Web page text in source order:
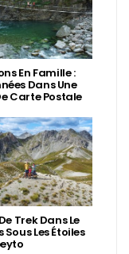
En Famille :
Dans Une
Carte Postale
Trek Dans Le
Sous Les Étoiles